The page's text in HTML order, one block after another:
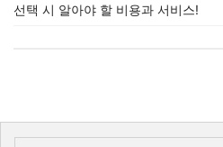
선택 시 알아야 할 비용과 서비스!